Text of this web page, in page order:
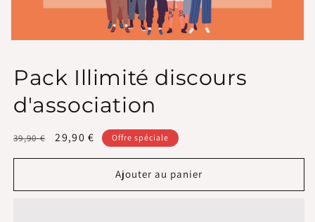
dans
une
fenêtre
Pack Illimité discours
d'association
Prix
39,90 €
Prix
29,90 € Offre spéciale
Ajouter au panier